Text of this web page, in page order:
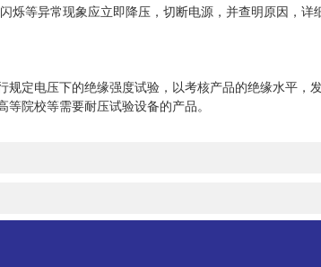
等异常现象应立即降压，切断电源，并查明原因，详
定电压下的绝缘强度试验，以考核产品的绝缘水平
院校等需要耐压试验设备的产品。